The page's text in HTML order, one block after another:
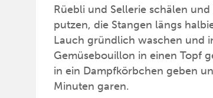
Rüebli und Sellerie schälen
putzen, die Stangen längs
Lauch gründlich waschen und
Gemüsebouillon in einen Topf
in ein Dampfkörbchen geben
Minuten garen.